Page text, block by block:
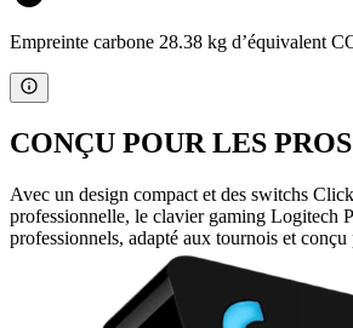
Empreinte carbone 28.38 kg d’équivalent
CONÇU POUR LES PROS
Avec un design compact et des switchs
professionnelle, le clavier gaming Logitech
professionnels, adapté aux tournois et conçu